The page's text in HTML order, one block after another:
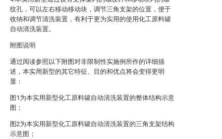
纹孔，可以左右移动移动块，调节三角支架的位置，便于
收纳和调节清洗装置，有利于更为实用的使用化工原料罐
自动清洗装置。
附图说明
通过阅读参照以下附图对非限制性实施例所作的详细描
述，本实用新型的其它特征、目的和优点将会变得更明
显：
图1为本实用新型化工原料罐自动清洗装置的整体结构示意
图；
图2为本实用新型化工原料罐自动清洗装置的三角支架结构
示意图；